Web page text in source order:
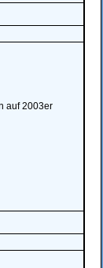
auf 2003er